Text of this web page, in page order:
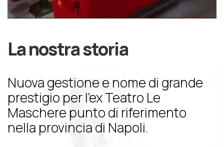
La nostra storia
Nuova gestione e nome di grande
prestigio per l’ex Teatro Le
Maschere punto di riferimento
nella provincia di Napoli.